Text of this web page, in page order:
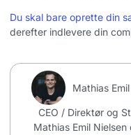
Du skal bare oprette din
derefter indlevere din
Mathias
CEO / Direktør og
Mathias Emil